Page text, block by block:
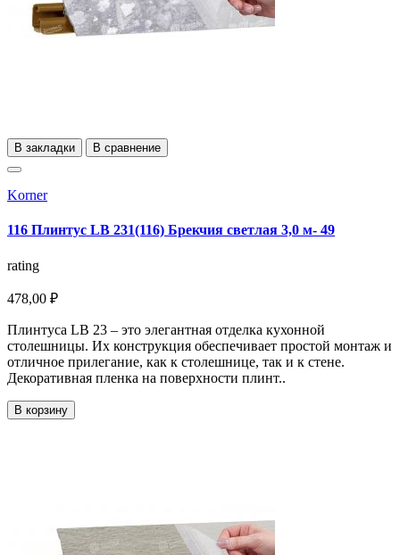
В закладки В сравнение
Korner
116 Плинтус LB 231(116) Брекчия светлая 3,0 м- 49
rating
478,00 ₽
Плинтуса LB 23 – это элегантная отделка кухонной
столешницы. Их конструкция обеспечивает простой монтаж и
отличное прилегание, как к столешнице, так и к стене.
Декоративная пленка на поверхности плинт..
В корзину